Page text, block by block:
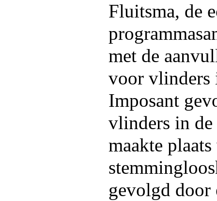
Fluitsma, de
met de
voor
Imposant
vlinders in
maakte
gevolgd door